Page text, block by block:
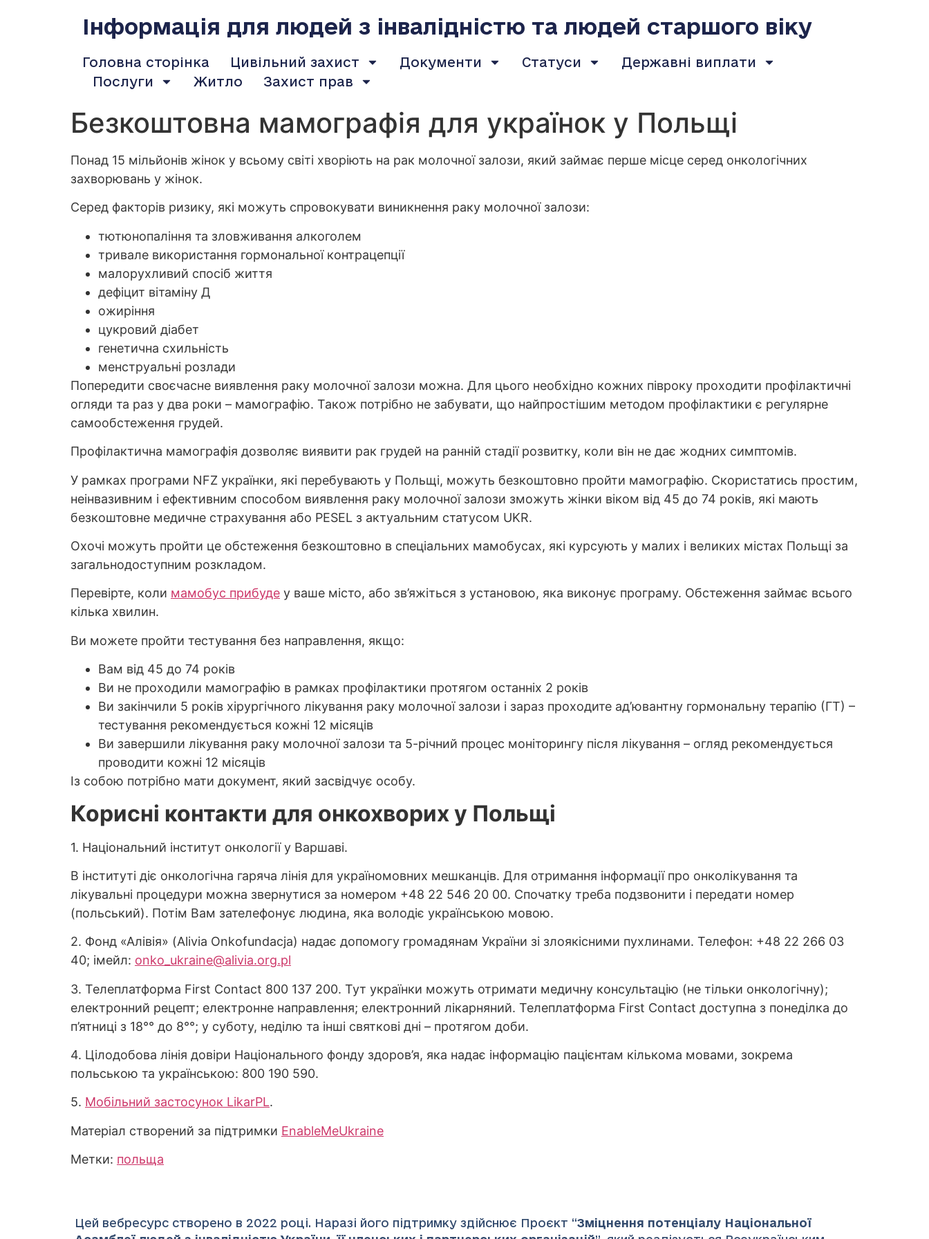
Інформація для людей з інвалідністю та людей старшого віку
Головна сторінка Цивільний захист Документи Статуси
Державні виплати
Послуги
Житло Захист прав
Безкоштовна мамографія для українок у Польщі
Понад 15 мільйонів жінок у всьому світі хворіють на рак молочної залози, який займає перше місце серед онкологічних
захворювань у жінок.
Серед факторів ризику, які можуть спровокувати виникнення раку молочної залози:
тютюнопаління та зловживання алкоголем
тривале використання гормональної контрацепції
малорухливий спосіб життя
дефіцит вітаміну Д
ожиріння
цукровий діабет
генетична схильність
менструальні розлади
Попередити своєчасне виявлення раку молочної залози можна. Для цього необхідно кожних півроку проходити профілактичні
огляди та раз у два роки – мамографію. Також потрібно не забувати, що найпростішим методом профілактики є регулярне
самообстеження грудей.
Профілактична мамографія дозволяє виявити рак грудей на ранній стадії розвитку, коли він не дає жодних симптомів.
У рамках програми NFZ українки, які перебувають у Польщі, можуть безкоштовно пройти мамографію. Скористатись простим,
неінвазивним і ефективним способом виявлення раку молочної залози зможуть жінки віком від 45 до 74 років, які мають
безкоштовне медичне страхування або PESEL з актуальним статусом UKR.
Охочі можуть пройти це обстеження безкоштовно в спеціальних мамобусах, які курсують у малих і великих містах Польщі за
загальнодоступним розкладом.
Перевірте, коли мамобус прибуде у ваше місто, або зв’яжіться з установою, яка виконує програму. Обстеження займає всього
кілька хвилин.
Ви можете пройти тестування без направлення, якщо:
Вам від 45 до 74 років
Ви не проходили мамографію в рамках профілактики протягом останніх 2 років
Ви закінчили 5 років хірургічного лікування раку молочної залози і зараз проходите ад’ювантну гормональну терапію (ГТ) –
тестування рекомендується кожні 12 місяців
Ви завершили лікування раку молочної залози та 5-річний процес моніторингу після лікування – огляд рекомендується
проводити кожні 12 місяців
Із собою потрібно мати документ, який засвідчує особу.
Корисні контакти для онкохвориху Польщі
1. Національний інститут онкології у Варшаві.
В інституті діє онкологічна гаряча лінія для україномовних мешканців. Для отримання інформації про онколікування та
лікувальні процедури можна звернутися за номером +48 22 546 20 00. Спочатку треба подзвонити і передати номер
(польський). Потім Вам зателефонує людина, яка володіє українською мовою.
2. Фонд «Алівія» (Alivia Onkofundacja) надає допомогу громадянам України зі злоякісними пухлинами. Телефон: +48 22 266 03
40; імейл: onko_ukraine@alivia.org.pl
3. Телеплатформа First Contact 800 137 200. Тут українки можуть отримати медичну консультацію (не тільки онкологічну);
електронний рецепт; електронне направлення; електронний лікарняний. Телеплатформа First Contact доступна з понеділка до
п’ятниці з 18°° до 8°°; у суботу, неділю та інші святкові дні – протягом доби.
4. Цілодобова лінія довіри Національного фонду здоров’я, яка надає інформацію пацієнтам кількома мовами, зокрема
польською та українською: 800 190 590.
5. Мобільний застосунок LikarPL.
Матеріал створений за підтримки EnableMeUkraine
Метки: польща
Цей вебресурс створено в 2022 році. Наразі його підтримку здійснює Проєкт “Зміцнення потенціалу Національної